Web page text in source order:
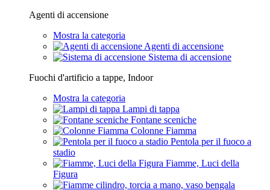
Agenti di accensione
Mostra la categoria
Agenti di accensione
Sistema di accensione
Fuochi d'artificio a tappe, Indoor
Mostra la categoria
Lampi di tappa
Fontane sceniche
Colonne Fiamma
Pentola per il fuoco a
stadio
Fiamme, Luci della
Figura